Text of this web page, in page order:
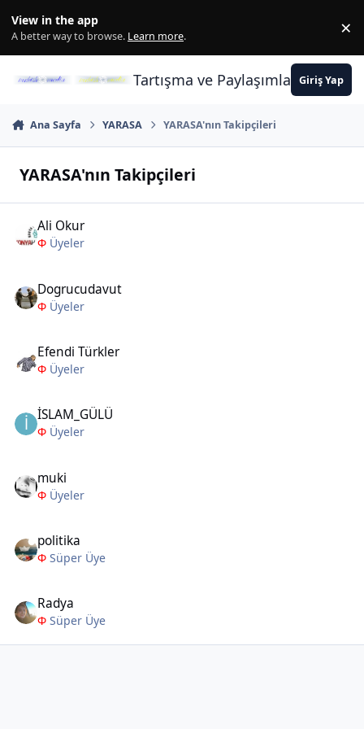
View in the app
A better way to browse. Learn more. ×
Tartışma ve PaylaşımlarınGiriş Yap
Ana Sayfa YARASA YARASA'nın Takipçileri
YARASA'nın Takipçileri
Ali Okur
Φ Üyeler
Dogrucudavut
Φ Üyeler
Efendi Türkler
Φ Üyeler
İSLAM_GÜLÜ
Φ Üyeler
muki
Φ Üyeler
politika
Φ Süper Üye
Radya
Φ Süper Üye